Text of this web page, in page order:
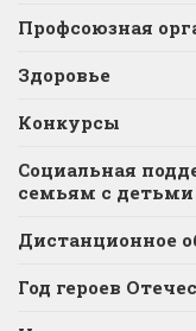
Профсоюзная
Здоровье
Конкурсы
Социальная
семьям с детьми
Дистанционное
Год героев